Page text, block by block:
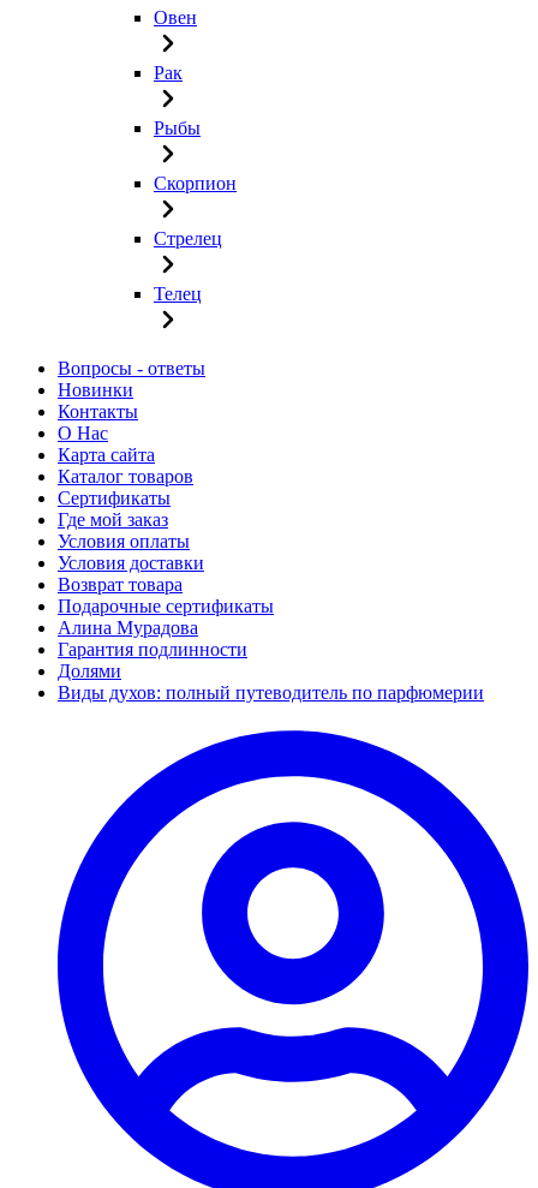
Овен
Рак
Рыбы
Скорпион
Стрелец
Телец
Вопросы - ответы
Новинки
Контакты
О Нас
Карта сайта
Каталог товаров
Сертификаты
Где мой заказ
Условия оплаты
Условия доставки
Возврат товара
Подарочные сертификаты
Алина Мурадова
Гарантия подлинности
Долями
Виды духов: полный путеводитель по парфюмерии